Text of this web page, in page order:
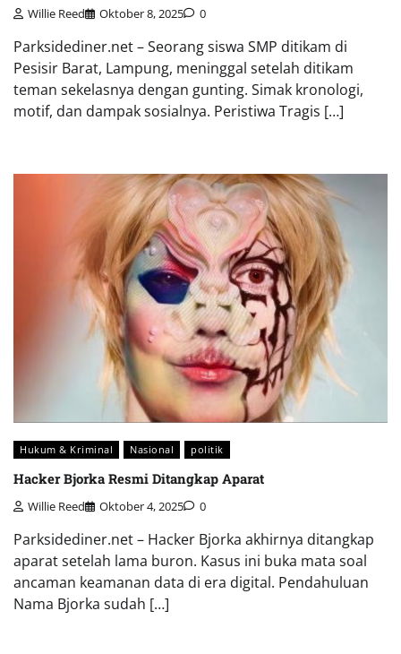
Willie Reed Oktober 8, 2025 0
Parksidediner.net – Seorang siswa SMP ditikam di
Pesisir Barat, Lampung, meninggal setelah ditikam
teman sekelasnya dengan gunting. Simak kronologi,
motif, dan dampak sosialnya. Peristiwa Tragis […]
Hukum & Kriminal Nasional politik
Hacker Bjorka Resmi Ditangkap Aparat
Willie Reed Oktober 4, 2025 0
Parksidediner.net – Hacker Bjorka akhirnya ditangkap
aparat setelah lama buron. Kasus ini buka mata soal
ancaman keamanan data di era digital. Pendahuluan
Nama Bjorka sudah […]